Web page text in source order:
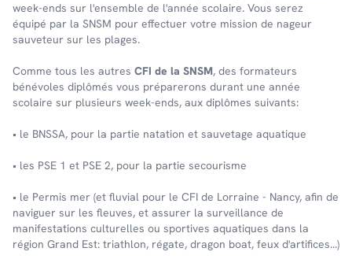
week-ends sur l'ensemble de l'année scolaire. Vous serez
équipé par la SNSM pour effectuer votre mission de nageur
sauveteur sur les plages.
Comme tous les autres CFI de la SNSM, des formateurs
bénévoles diplômés vous préparerons durant une année
scolaire sur plusieurs week-ends, aux diplômes suivants:
• le BNSSA, pour la partie natation et sauvetage aquatique
• les PSE 1 et PSE 2, pour la partie secourisme
• le Permis mer (et fluvial pour le CFI de Lorraine - Nancy, afin de
naviguer sur les fleuves, et assurer la surveillance de
manifestations culturelles ou sportives aquatiques dans la
région Grand Est: triathlon, régate, dragon boat, feux d'artifices...)